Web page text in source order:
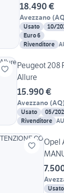
18.490 €
Avezzano (
Usato 10/
Euro 6
Rivenditore
Peugeot 208
Allure
15.990 €
Avezzano (AQ
Usato 05/
Rivenditore
Opel
Usato